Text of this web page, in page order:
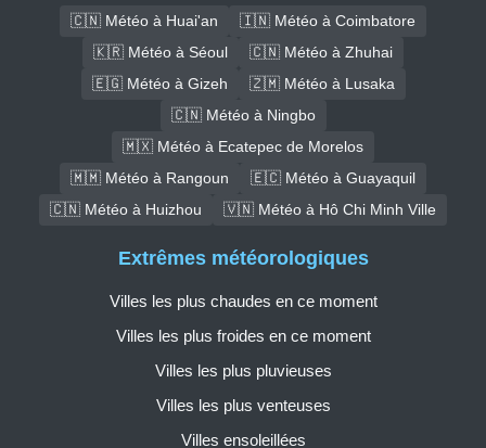
🇨🇳 Météo à Huai'an
🇮🇳 Météo à Coimbatore
🇰🇷 Météo à Séoul
🇨🇳 Météo à Zhuhai
🇪🇬 Météo à Gizeh
🇿🇲 Météo à Lusaka
🇨🇳 Météo à Ningbo
🇲🇽 Météo à Ecatepec de Morelos
🇲🇲 Météo à Rangoun
🇪🇨 Météo à Guayaquil
🇨🇳 Météo à Huizhou
🇻🇳 Météo à Hô Chi Minh Ville
Extrêmes météorologiques
Villes les plus chaudes en ce moment
Villes les plus froides en ce moment
Villes les plus pluvieuses
Villes les plus venteuses
Villes ensoleillées